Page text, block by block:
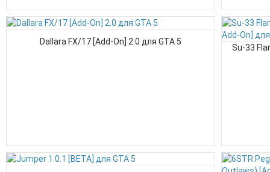
Dallara FX/17 [Add-On] 2.0 для GTA 5
Su-33